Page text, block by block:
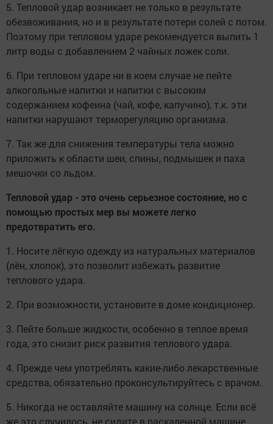
5. Тепловой удар возникает не только в результате
обезвоживания, но и в результате потери солей с потом.
Поэтому при тепловом ударе рекомендуется выпить 1
литр воды с добавлением 2 чайных ложек соли.
6. При тепловом ударе ни в коем случае не пейте
алкогольные напитки и напитки с высоким
содержанием кофеина (чай, кофе, капучино), т.к. эти
напитки нарушают терморегуляцию организма.
7. Так же для снижения температуры тела можно
приложить к области шеи, спины, подмышек и паха
мешочки со льдом.
Тепловой удар - это очень серьезное состояние, но с
помощью простых мер вы можете легко
предотвратить его.
1. Носите лёгкую одежду из натуральных материалов
(лён, хлопок), это позволит избежать развитие
теплового удара.
2. При возможности, установите в доме кондиционер.
3. Пейте больше жидкости, особенно в теплое время
года, это снизит риск развития теплового удара.
4. Прежде чем употреблять какие-либо лекарственные
средства, обязательно проконсультируйтесь с врачом.
5. Никогда не оставляйте машину на солнце. Если всё